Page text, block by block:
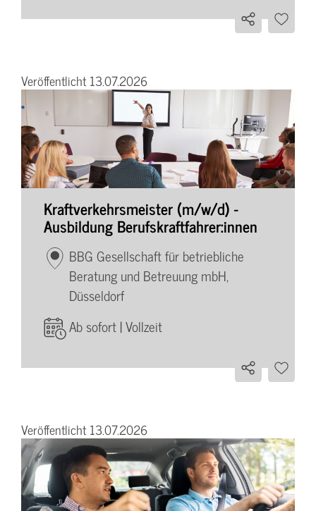
Veröffentlicht 13.07.2026
Kraftverkehrsmeister (m/w/d) -
Ausbildung Berufskraftfahrer:innen
BBG Gesellschaft für betriebliche
Beratung und Betreuung mbH,
Düsseldorf
Ab sofort | Vollzeit
Veröffentlicht 13.07.2026